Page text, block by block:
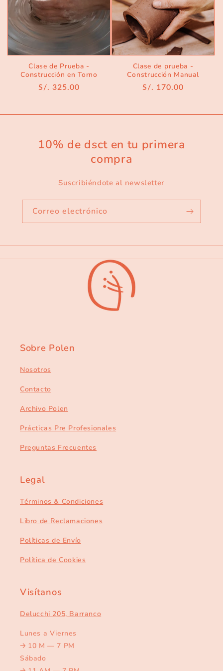
Clase de Prueba -
Construcción en Torno
Precio
S/. 325.00
Clase de prueba -
Construcción Manual
Precio
S/. 170.00
10% de dsct en tu primera
compra
Suscribiéndote al newsletter
Correo electrónico
Sobre Polen
Nosotros
Contacto
Archivo Polen
Prácticas Pre Profesionales
Preguntas Frecuentes
Legal
Términos & Condiciones
Libro de Reclamaciones
Políticas de Envío
Política de Cookies
Visítanos
Delucchi 205, Barranco
Lunes a Viernes
🡢 10 M — 7 PM
Sábado